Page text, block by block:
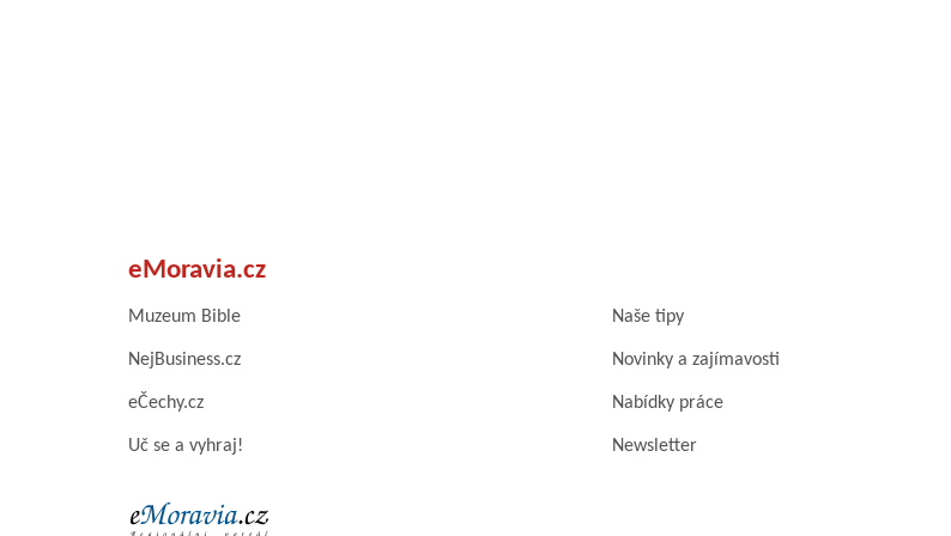
eMoravia.cz
Muzeum Bible Naše tipy
NejBusiness.cz Novinky a zajímavosti
eČechy.cz Nabídky práce
Uč se a vyhraj! Newsletter